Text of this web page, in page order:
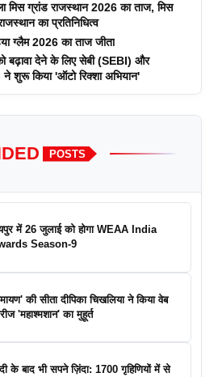
मिस ग्रांड राजस्थान 2026 का ताज, मिस
का प्रतिनिधित्व
ग्लैम 2026 का ताज जीता
बढ़ावा देने के लिए सेबी (SEBI) और
शुरू किया 'ऑटो रिक्शा अभियान'
POSTS
में 26 जुलाई को होगा WEAA India
Season-9
की सीता दीपिका चिखलिया ने किया वेब
'महाश्मशान' का मुहूर्त
के बाद भी सपने ज़िंदा: 1700 गृहिणियों में से